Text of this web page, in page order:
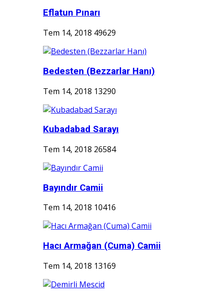
Eflatun Pınarı
Tem 14, 2018 49629
Bedesten (Bezzarlar Hanı)
Tem 14, 2018 13290
Kubadabad Sarayı
Tem 14, 2018 26584
Bayındır Camii
Tem 14, 2018 10416
Hacı Armağan (Cuma) Camii
Tem 14, 2018 13169